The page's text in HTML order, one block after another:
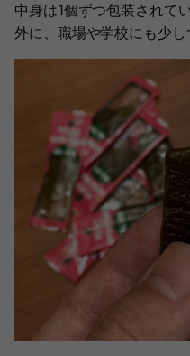
中身は1個ずつ包装されて
外に、職場や学校にも少し